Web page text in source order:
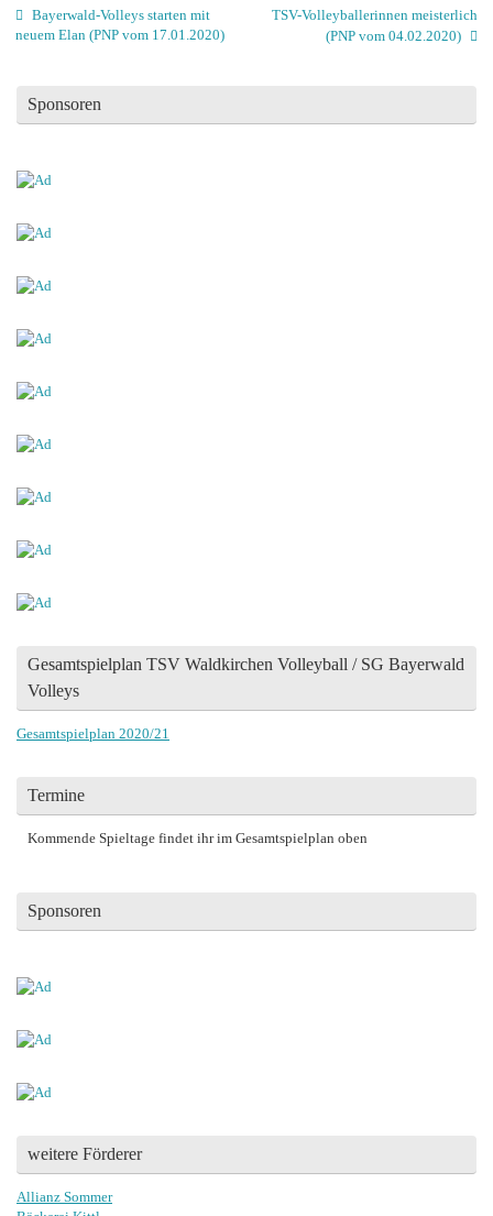
Bayerwald-Volleys starten mit
neuem Elan (PNP vom 17.01.2020)
TSV-Volleyballerinnen meisterlich
(PNP vom 04.02.2020)
Sponsoren
Gesamtspielplan TSV Waldkirchen Volleyball / SG Bayerwald
Volleys
Gesamtspielplan 2020/21
Termine
Kommende Spieltage findet ihr im Gesamtspielplan oben
Sponsoren
weitere Förderer
Allianz Sommer